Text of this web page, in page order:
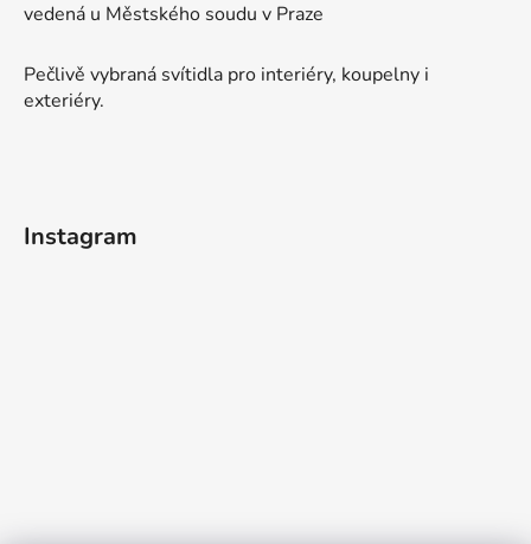
vedená u Městského soudu v Praze
Pečlivě vybraná svítidla pro interiéry, koupelny i
exteriéry.
Instagram